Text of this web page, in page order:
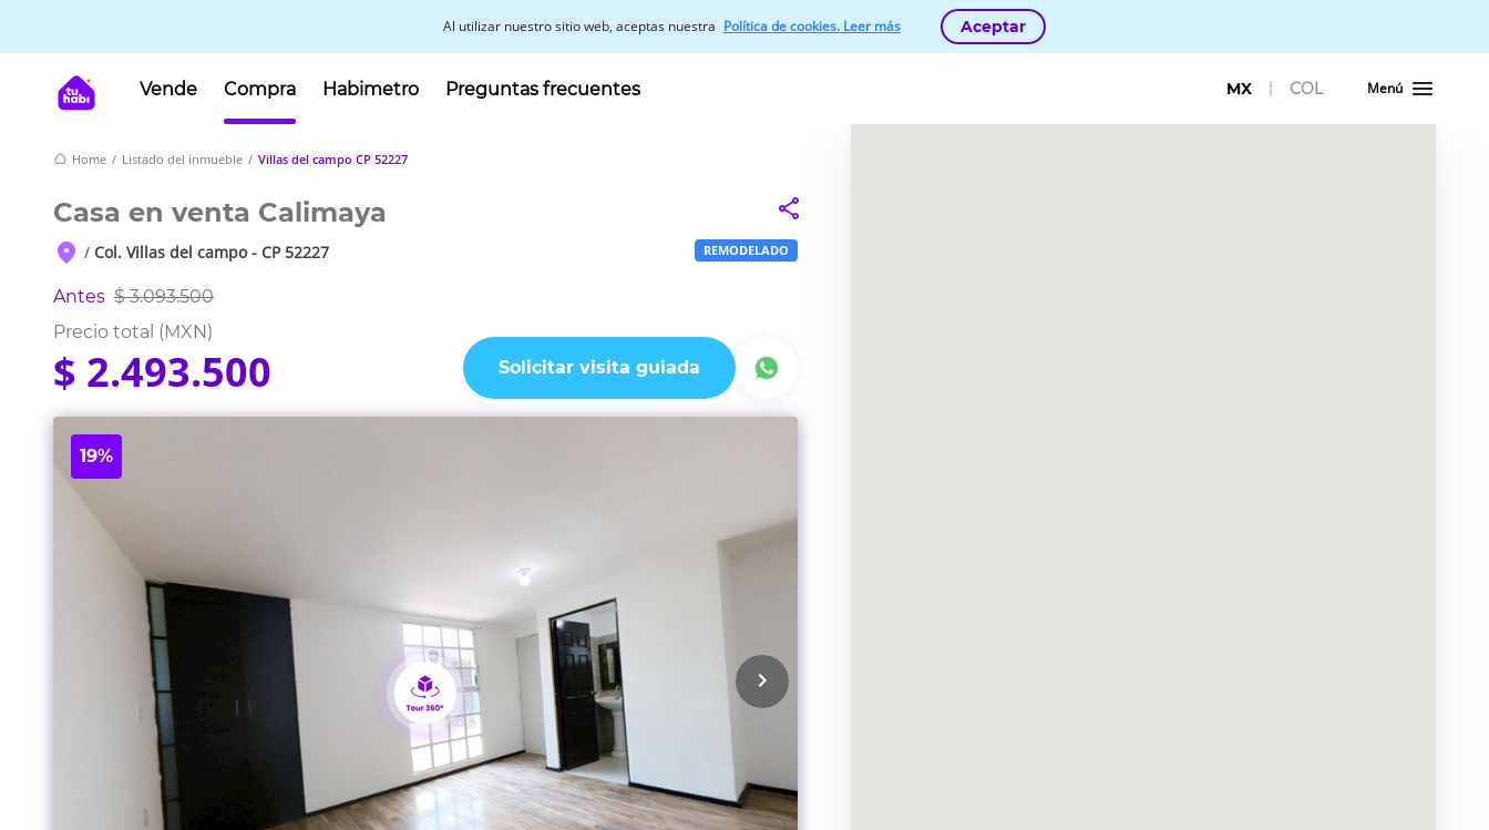
Al utilizar nuestro sitio web, aceptas nuestra Política de cookies. Leer más Aceptar
Vende Compra Habimetro Preguntas frecuentes MX COL Menú
Home / Listado del inmueble / Villas del campo CP 52227
Casa en venta Calimaya
/ Col. Villas del campo - CP 52227 REMODELADO
Antes $ 3.093.500
Precio total (MXN)
$ 2.493.500 Solicitar visita guiada
19%